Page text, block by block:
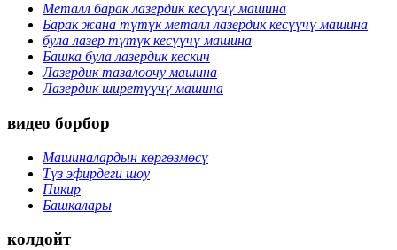
Металл барак лазердик кесүүчү машина
Барак жана түтүк металл лазердик кесүүчү машина
була лазер түтүк кесүүчү машина
Башка була лазердик кескич
Лазердик тазалоочу машина
Лазердик ширетүүчү машина
видео борбор
Машиналардын көргөзмөсү
Түз эфирдеги шоу
Пикир
Башкалары
колдойт